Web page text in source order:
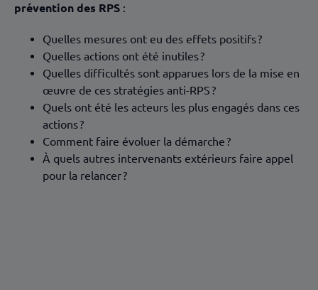
prévention des RPS :
Quelles mesures ont eu des effets positifs ?
Quelles actions ont été inutiles ?
Quelles difficultés sont apparues lors de la mise en
œuvre de ces stratégies anti-RPS ?
Quels ont été les acteurs les plus engagés dans ces
actions ?
Comment faire évoluer la démarche ?
À quels autres intervenants extérieurs faire appel
pour la relancer ?